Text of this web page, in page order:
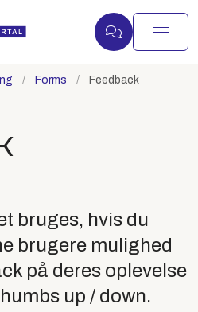
Forms Feedback
bruges, hvis du
brugere mulighed
på deres oplevelse
up / down.